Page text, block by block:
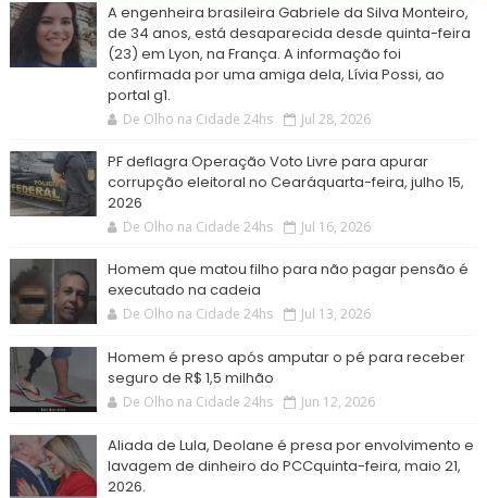
A engenheira brasileira Gabriele da Silva Monteiro,
de 34 anos, está desaparecida desde quinta-feira
(23) em Lyon, na França. A informação foi
confirmada por uma amiga dela, Lívia Possi, ao
portal g1.
De Olho na Cidade 24hs Jul 28, 2026
PF deflagra Operação Voto Livre para apurar
corrupção eleitoral no Cearáquarta-feira, julho 15,
2026
De Olho na Cidade 24hs Jul 16, 2026
Homem que matou filho para não pagar pensão é
executado na cadeia
De Olho na Cidade 24hs Jul 13, 2026
Homem é preso após amputar o pé para receber
seguro de R$ 1,5 milhão
De Olho na Cidade 24hs Jun 12, 2026
Aliada de Lula, Deolane é presa por envolvimento e
lavagem de dinheiro do PCCquinta-feira, maio 21,
2026.